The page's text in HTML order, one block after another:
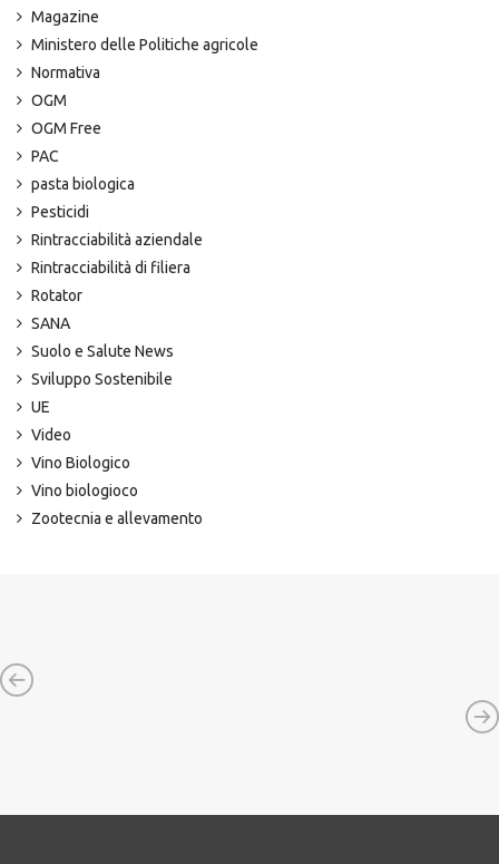
Magazine
Ministero delle Politiche agricole
Normativa
OGM
OGM Free
PAC
pasta biologica
Pesticidi
Rintracciabilità aziendale
Rintracciabilità di filiera
Rotator
SANA
Suolo e Salute News
Sviluppo Sostenibile
UE
Video
Vino Biologico
Vino biologioco
Zootecnia e allevamento